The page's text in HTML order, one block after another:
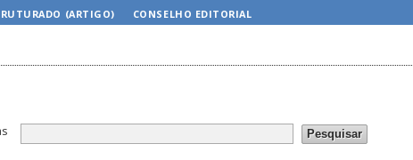
(ARTIGO) CONSELHO EDITORIAL